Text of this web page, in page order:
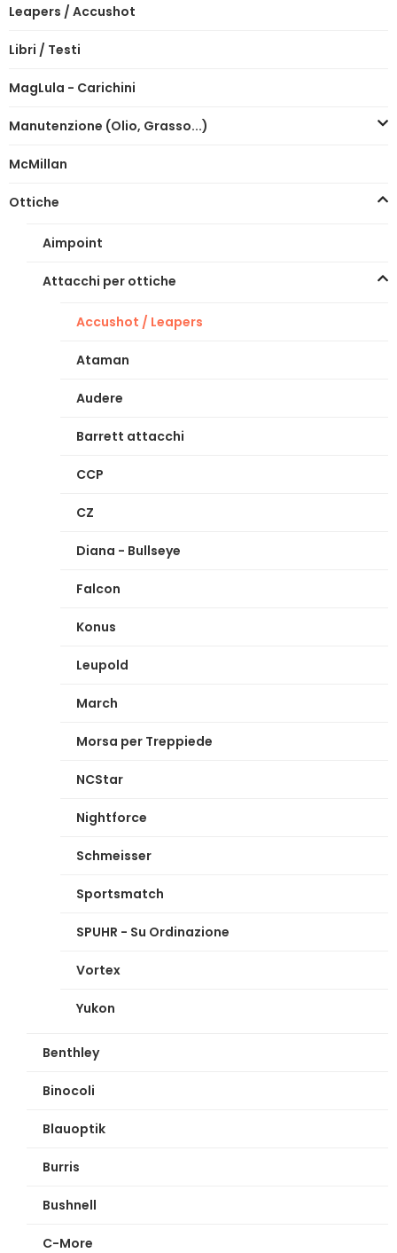
Leapers / Accushot
Libri / Testi
MagLula - Carichini
Manutenzione (Olio, Grasso...)
McMillan
Ottiche
Aimpoint
Attacchi per ottiche
Accushot / Leapers
Ataman
Audere
Barrett attacchi
CCP
CZ
Diana - Bullseye
Falcon
Konus
Leupold
March
Morsa per Treppiede
NCStar
Nightforce
Schmeisser
Sportsmatch
SPUHR - Su Ordinazione
Vortex
Yukon
Benthley
Binocoli
Blauoptik
Burris
Bushnell
C-More